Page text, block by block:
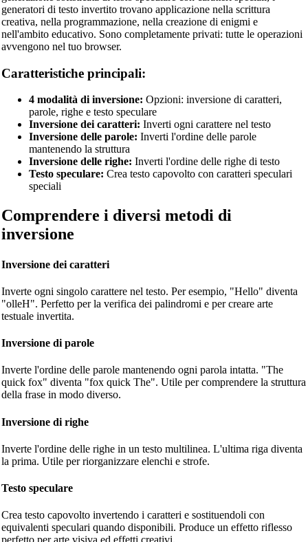
generatori di testo invertito trovano applicazione nella scrittura
creativa, nella programmazione, nella creazione di enigmi e
nell'ambito educativo. Sono completamente privati: tutte le operazioni
avvengono nel tuo browser.
Caratteristiche principali:
4 modalità di inversione: Opzioni: inversione di caratteri,
parole, righe e testo speculare
Inversione dei caratteri: Inverti ogni carattere nel testo
Inversione delle parole: Inverti l'ordine delle parole
mantenendo la struttura
Inversione delle righe: Inverti l'ordine delle righe di testo
Testo speculare: Crea testo capovolto con caratteri speculari
speciali
Comprendere i diversi metodi di
inversione
Inversione dei caratteri
Inverte ogni singolo carattere nel testo. Per esempio, "Hello" diventa
"olleH". Perfetto per la verifica dei palindromi e per creare arte
testuale invertita.
Inversione di parole
Inverte l'ordine delle parole mantenendo ogni parola intatta. "The
quick fox" diventa "fox quick The". Utile per comprendere la struttura
della frase in modo diverso.
Inversione di righe
Inverte l'ordine delle righe in un testo multilinea. L'ultima riga diventa
la prima. Utile per riorganizzare elenchi e strofe.
Testo speculare
Crea testo capovolto invertendo i caratteri e sostituendoli con
equivalenti speculari quando disponibili. Produce un effetto riflesso